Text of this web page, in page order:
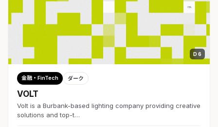
D 6
金融・FinTech ダーク
VOLT
Volt is a Burbank-based lighting company providing creative
solutions and top-t…